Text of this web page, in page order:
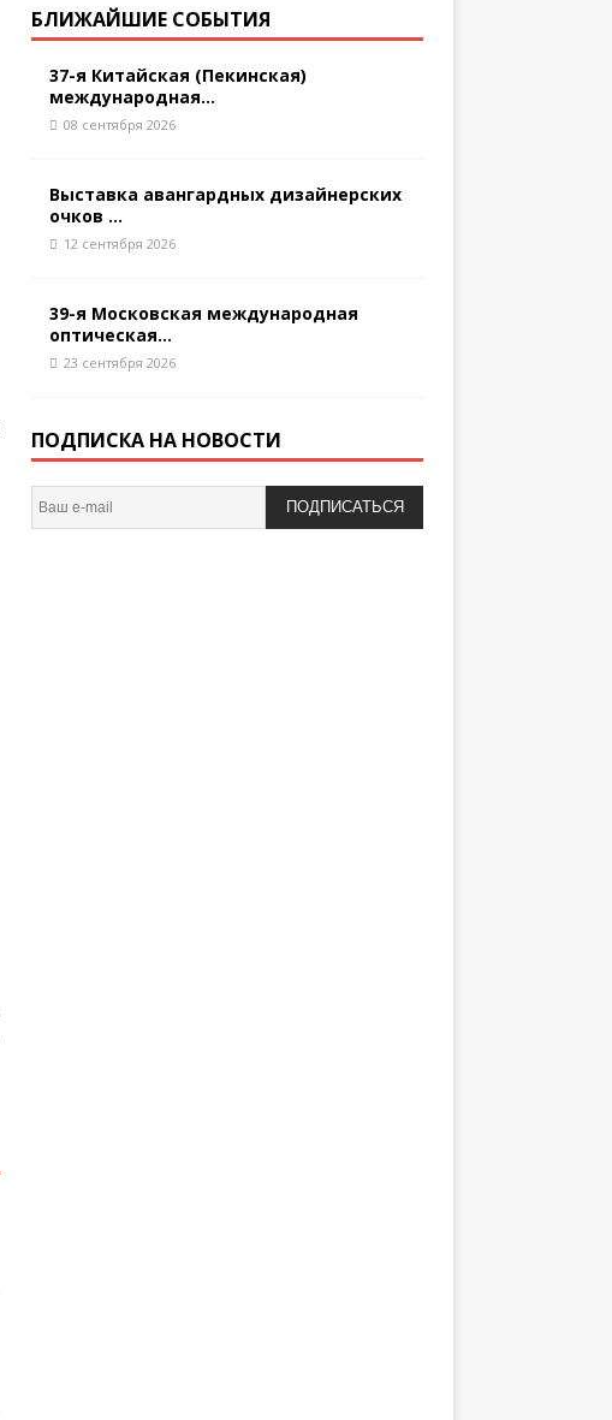
БЛИЖАЙШИЕ СОБЫТИЯ
37-я Китайская (Пекинская)
международная...
08 сентября 2026
Выставка авангардных дизайнерских
очков ...
12 сентября 2026
39-я Московская международная
оптическая...
23 сентября 2026
ПОДПИСКА НА НОВОСТИ
ПОДПИСАТЬСЯ